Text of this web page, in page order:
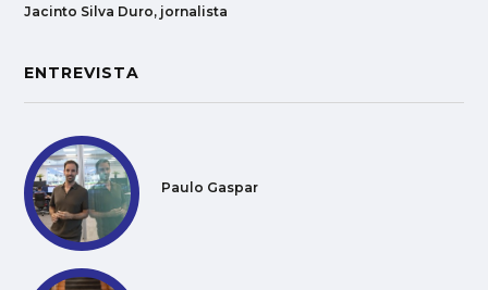
Jacinto Silva Duro, jornalista
ENTREVISTA
Paulo Gaspar